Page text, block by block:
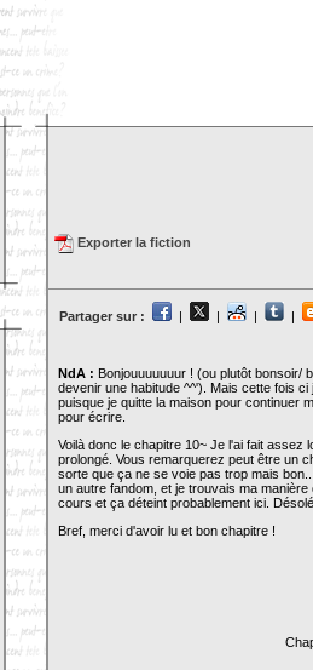
Exporter la fiction
Partager sur : | | | |
NdA : Bonjouuuuuuur ! (ou plutôt bonsoir/
devenir une habitude ^^'). Mais cette fois
puisque je quitte la maison pour continuer
pour écrire.
Voilà donc le chapitre 10~ Je l'ai fait assez
prolongé. Vous remarquerez peut être un
sorte que ça ne se voie pas trop mais
un autre fandom, et je trouvais ma
cours et ça déteint probablement ici.
Bref, merci d'avoir lu et bon chapitre !